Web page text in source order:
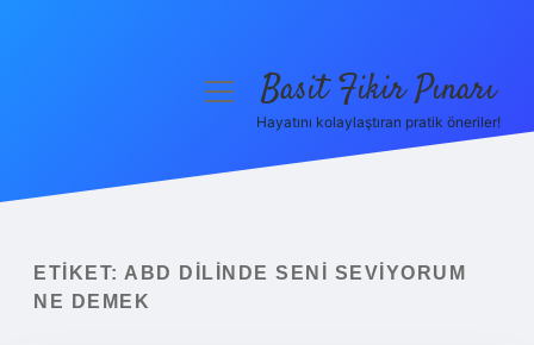
Yasal Uyarı
menüyüBasit Fikir Pınarı
Hayatını kolaylaştıran pratik öneriler!
ETIKET: ABD DILINDE SENI SEVIYORUM
NE DEMEK